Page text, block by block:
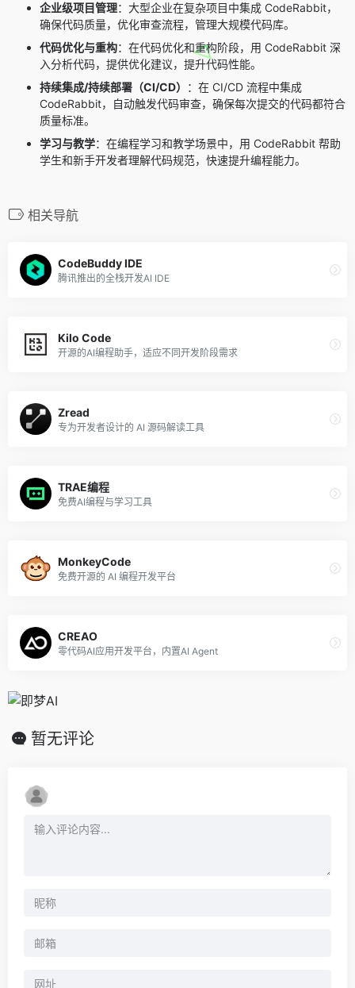
企业级项目管理：大型企业在复杂项目中集成 CodeRabbit，
确保代码质量，优化审查流程，管理大规模代码库。
代码优化与重构：在代码优化和重构阶段，用 CodeRabbit 深
入分析代码，提供优化建议，提升代码性能。
持续集成/持续部署（CI/CD）
：在 CI/CD 流程中集成
CodeRabbit，自动触发代码审查，确保每次提交的代码都符合
质量标准。
学习与教学：在编程学习和教学场景中，用 CodeRabbit 帮助
学生和新手开发者理解代码规范，快速提升编程能力。
相关导航
CodeBuddy IDE
腾讯推出的全栈开发AI IDE
Kilo Code
开源的AI编程助手，适应不同开发阶段需求
Zread
专为开发者设计的 AI 源码解读工具
TRAE编程
免费AI编程与学习工具
MonkeyCode
免费开源的 AI 编程开发平台
CREAO
零代码AI应用开发平台，内置AI Agent
暂无评论